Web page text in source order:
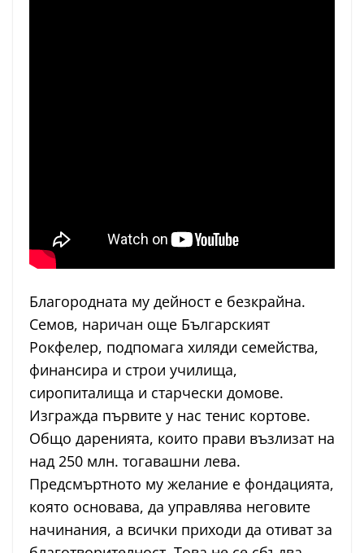
Благородната му дейност е безкрайна.
Семов, наричан още Българският
Рокфелер, подпомага хиляди семейства,
финансира и строи училища,
сиропиталища и старчески домове.
Изгражда първите у нас тенис кортове.
Общо даренията, които прави възлизат на
над 250 млн. тогавашни лева.
Предсмъртното му желание е фондацията,
която основава, да управлява неговите
начинания, а всички приходи да отиват за